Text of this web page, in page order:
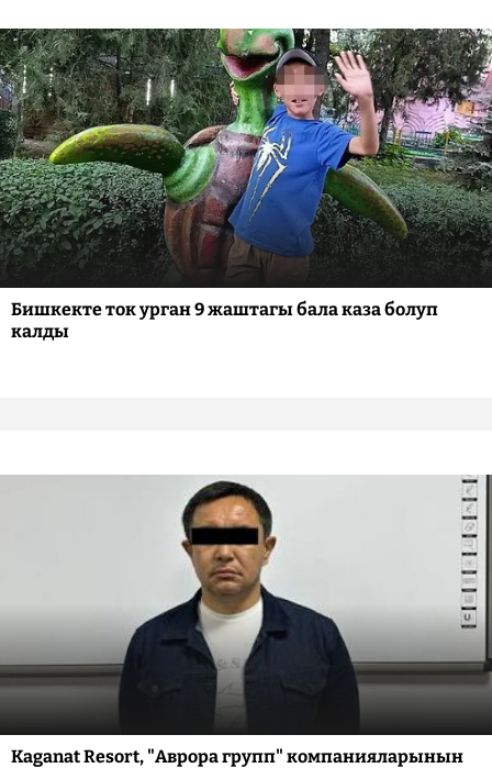
Бишкекте ток урган 9 жаштагы бала каза болуп
калды
Kaganat Resort, "Аврора групп" компанияларынын